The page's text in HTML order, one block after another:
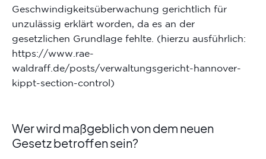
Geschwindigkeitsüberwachung gerichtlich für
unzulässig erklärt worden, da es an der
gesetzlichen Grundlage fehlte. (hierzu ausführlich:
https://www.rae-
waldraff.de/posts/verwaltungsgericht-hannover-
kippt-section-control)
Wer wird maßgeblich von dem neuen
Gesetz betroffen sein?